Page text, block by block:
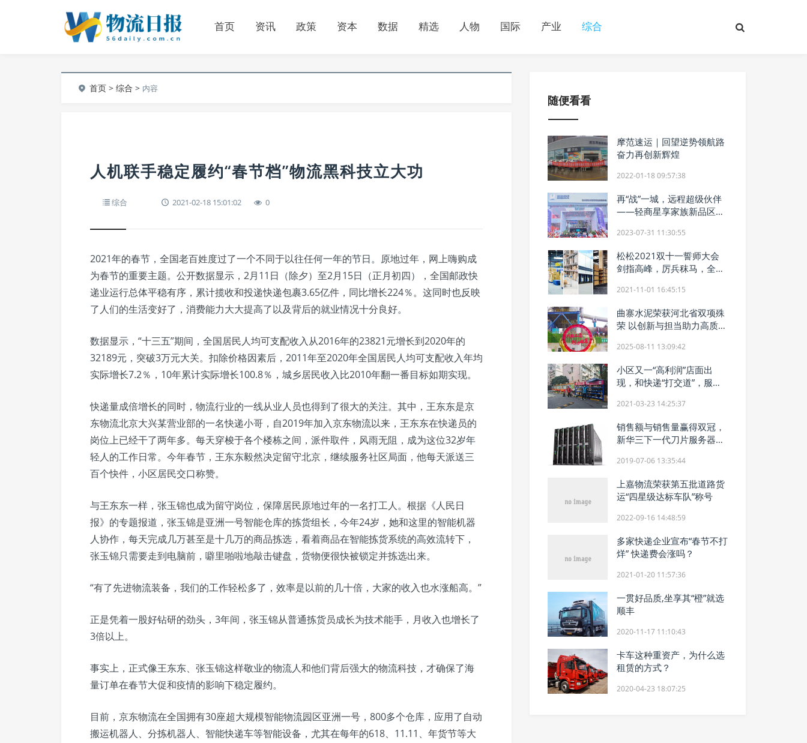
首页 资讯 政策 资本 数据 精选 人物 国际 产业 综合
首页 >综合 > 内容
人机联手稳定履约“春节档”物流黑科技立大功
综合 2021-02-18 15:01:02 0
2021年的春节，全国老百姓度过了一个不同于以往任何一年的节日。原地过年，网上嗨购成
为春节的重要主题。公开数据显示，2月11日（除夕）至2月15日（正月初四），全国邮政快
递业运行总体平稳有序，累计揽收和投递快递包裹3.65亿件，同比增长224％。这同时也反映
了人们的生活变好了，消费能力大大提高了以及背后的就业情况十分良好。
数据显示，“十三五”期间，全国居民人均可支配收入从2016年的23821元增长到2020年的
32189元，突破3万元大关。扣除价格因素后，2011年至2020年全国居民人均可支配收入年均
实际增长7.2％，10年累计实际增长100.8％，城乡居民收入比2010年翻一番目标如期实现。
快递量成倍增长的同时，物流行业的一线从业人员也得到了很大的关注。其中，王东东是京
东物流北京大兴某营业部的一名快递小哥，自2019年加入京东物流以来，王东东在快递员的
岗位上已经干了两年多。每天穿梭于各个楼栋之间，派件取件，风雨无阻，成为这位32岁年
轻人的工作日常。今年春节，王东东毅然决定留守北京，继续服务社区局面，他每天派送三
百个快件，小区居民交口称赞。
与王东东一样，张玉锦也成为留守岗位，保障居民原地过年的一名打工人。根据《人民日
报》的专题报道，张玉锦是亚洲一号智能仓库的拣货组长，今年24岁，她和这里的智能机器
人协作，每天完成几万甚至是十几万的商品拣选，看着商品在智能拣货系统的高效流转下，
张玉锦只需要走到电脑前，噼里啪啦地敲击键盘，货物便很快被锁定并拣选出来。
“有了先进物流装备，我们的工作轻松多了，效率是以前的几十倍，大家的收入也水涨船高。”
正是凭着一股好钻研的劲头，3年间，张玉锦从普通拣货员成长为技术能手，月收入也增长了
3倍以上。
事实上，正式像王东东、张玉锦这样敬业的物流人和他们背后强大的物流科技，才确保了海
量订单在春节大促和疫情的影响下稳定履约。
目前，京东物流在全国拥有30座超大规模智能物流园区亚洲一号，800多个仓库，应用了自动
搬运机器人、分拣机器人、智能快递车等智能设备，尤其在每年的618、11.11、年货节等大
随便看看
摩范速运｜回望逆势领航路
奋力再创新辉煌
2022-01-18 09:57:38
再“战”一城，远程超级伙伴
——轻商星享家族新品区域
2023-07-31 11:30:55
松松2021双十一誓师大会
剑指高峰，厉兵秣马，全力
2021-11-01 16:45:15
曲寨水泥荣获河北省双项殊
荣 以创新与担当助力高质量
2025-08-11 13:09:42
小区又一“高利润”店面出
现，和快递“打交道”，服务
2021-03-23 14:25:37
销售额与销售量赢得双冠，
新华三下一代刀片服务器助
2019-07-06 13:35:44
上嘉物流荣获第五批道路货
运“四星级达标车队”称号
2022-09-16 14:48:59
多家快递企业宣布“春节不打
烊” 快递费会涨吗？
2021-01-20 11:57:36
一贯好品质,坐享其“橙”就选
顺丰
2020-11-17 11:10:43
卡车这种重资产，为什么选
租赁的方式？
2020-04-23 18:07:25